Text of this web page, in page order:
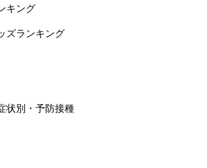
キング
ズランキング
状別・予防接種